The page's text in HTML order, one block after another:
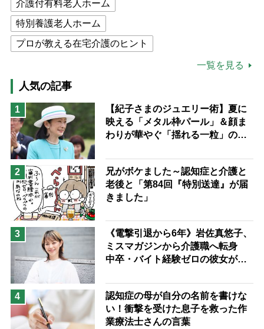
介護付有料老人ホーム
特別養護老人ホーム
プロが教える在宅介護のヒント
高木ブー
ケアマネジャー
猫が母になつきません
息子の遠距離介護サバイバル術
兄がボケました
予防法
一覧を見る
人気の記事
1
【紀子さまのジュエリー術】夏に
映える「メタル枠パール」＆顔ま
わりが華やぐ「揺れる一粒」の使
2
兄がボケました～認知症と介護と
老後と「第84回『特別送達』が届
きました」
3
《電撃引退から6年》岩佐真悠子、
ミスマガジンから介護職へ転身
中卒・バイト経験ゼロの彼女が見
ながら自分らしくいられる」
4
認知症の母が自分の名前を書けな
い！衝撃を受けた息子を救った作
業療法士さんの言葉